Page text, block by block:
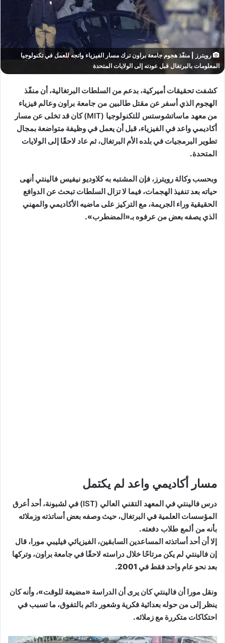
رويترز | منفّذ هجوم جامعة براون ترك مسار الفيزياء واتجه للعمل في تكنولوجيا
المعلومات بالبرتغال قبل عودته إلى الولايات المتحدة
كشفت تحقيقات أميركية، بدعم من السلطات البرتغالية، أن منفّذ
الهجوم الذي أسفر عن مقتل طالبين من جامعة براون وعالم فيزياء
من معهد ماساتشوستس للتكنولوجيا (MIT)
كان قد تخلى عن مسار
أكاديمي واعد في الفيزياء، قبل أن يعمل في وظيفة متواضعة بمجال
تطوير البرمجيات في بلده الأم البرتغال، ثم عاد لاحقًا إلى الولايات
المتحدة.
وبحسب وكالة رويترز، فإن المشتبه بهكلاوديو نيفيس فالينتي أنهى
حياته بعد تنفيذ الهجمات، فيما لا تزال السلطات تبحث عن الدوافع
الحقيقية وراء الجريمة، مع التركيز على ماضيه الأكاديمي والمهني
الذي يصفه بعض من عرفوه بـ«المضطرب».
مسار أكاديمي واعد لم يكتمل
درس فالينتي في المعهد التقني العالي (IST)
في لشبونة، أحد أعرق
المؤسسات العلمية في البرتغال، حيث وصفه بعض أساتذته وزملائه
بأنه من ألمع طلاب دفعته.
إلا أن أحد أساتذته المساعدين السابقين، الفيزيائي فيليبي مورا ، قال
إن فالينتي لم يكن مرتاحًا خلال دراسته لاحقًا في جامعة براون، وتركها
بعد نحو عام واحد فقط في 2001.
ونقل مورا أن فالينتي كان يرى أن الدراسة «مضيعة للوقت»، وأنه كان
ينظر إلى من حوله بعدائية فكرية وشعور دائم بالتفوق، ما تسبب في
احتكاكات متكررة مع زملائه.